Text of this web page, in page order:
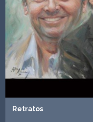
Retratos